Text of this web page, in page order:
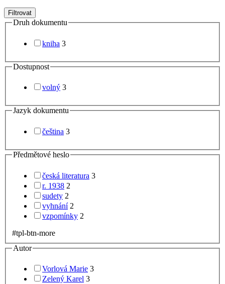
Filtrovat
Druh dokumentu
kniha 3
Dostupnost
volný 3
Jazyk dokumentu
čeština 3
Předmětové heslo
česká literatura 3
r. 1938 2
sudety 2
vyhnání 2
vzpomínky 2
#tpl-btn-more
Autor
Vorlová Marie 3
Zelený Karel 3